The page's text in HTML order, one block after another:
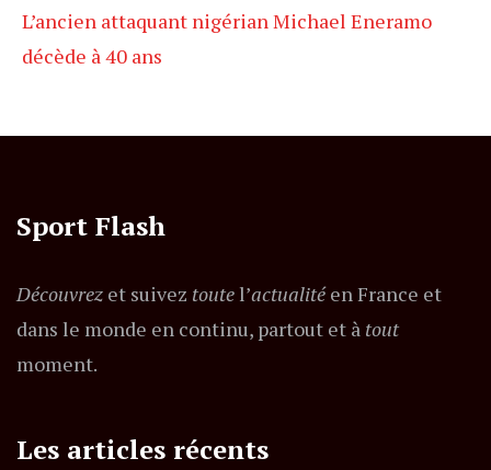
L’ancien attaquant nigérian Michael Eneramo
décède à 40 ans
Sport Flash
Découvrez et suivez toutel’actualitéen France et
dans le monde en continu, partout et à tout
moment.
Les articles récents